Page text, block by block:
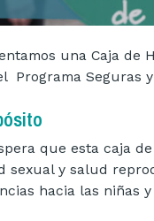
una Caja de
Programa Seguras
que esta caja
sexual y salud
hacia las niñas